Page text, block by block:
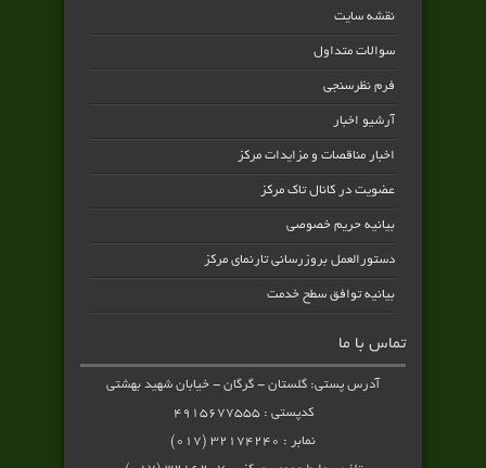
نقشه سایت
سوالات متداول
فرم نظرسنجی
آرشیو اخبار
اخبار مناقصات و مزایدات مرکز
عضویت در کانال تاک مرکز
بیانیه حریم خصوصی
دستورالعمل بروزرسانی تارنمای مرکز
بیانیه توافق سطح خدمت
تماس با ما
آدرس پستی: گلستان - گرگان - خیابان شهید بهشتی
کدپستی : ۴۹۱۵۶۷۷۵۵۵
نمابر : ۳۲۱۷۴۲۴۰ (۰۱۷)